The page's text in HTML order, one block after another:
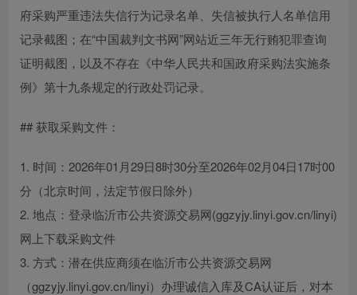
府采购严重违法失信行为记录名单、失信被执行人名单信用
记录截图；在“中国裁判文书网”网站近三年无行贿犯罪查询
证明截图，以及不存在《中华人民共和国政府采购法实施条
例》第十九条规定的行政处罚记录。
## 获取采购文件：
1. 时间：2026年01月29日8时30分至2026年02月04日17时00
分（北京时间，法定节假日除外）
2. 地点：登录临沂市公共资源交易网(ggzyjy.linyi.gov.cn/linyi)
网上下载采购文件
3. 方式：潜在供应商须在临沂市公共资源交易网
（ggzyjy.linyi.gov.cn/linyi）办理诚信入库及CA认证后，对本